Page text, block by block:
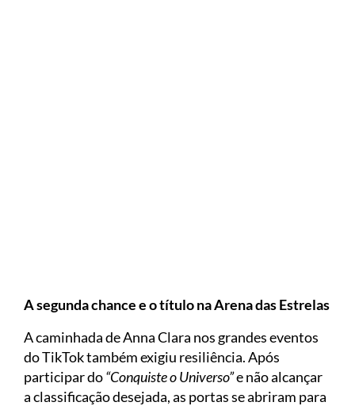
A segunda chance e o título na Arena das Estrelas
A caminhada de Anna Clara nos grandes eventos
do TikTok também exigiu resiliência. Após
participar do“Conquiste o Universo”e não alcançar
a classificação desejada, as portas se abriram para